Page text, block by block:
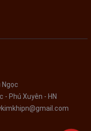
Ngọc
- Phú Xuyên - HN